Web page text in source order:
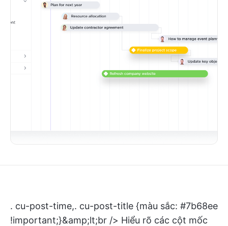
. cu-post-time,. cu-post-title {màu sắc: #7b68ee
!important;}&amp;lt;br /> Hiểu rõ các cột mốc